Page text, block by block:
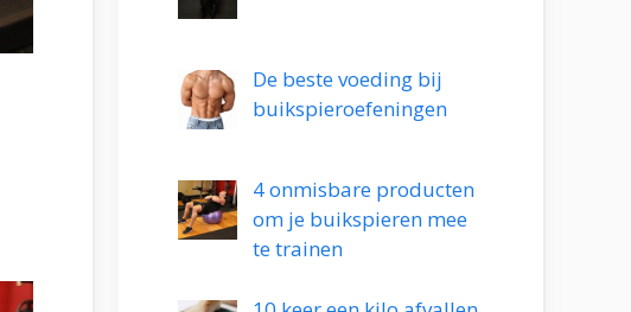
De beste voeding bij
buikspieroefeningen
4 onmisbare producten
om je buikspieren mee
te trainen